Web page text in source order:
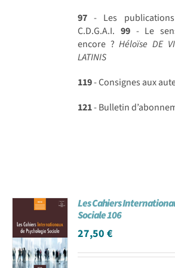
97 - Les
C.D.G.A.I. 99- Le
encore ?Héloïse DE
LATINIS
119- Consignes aux
121- Bulletin
Les Cahiers
Sociale 106
27,50€